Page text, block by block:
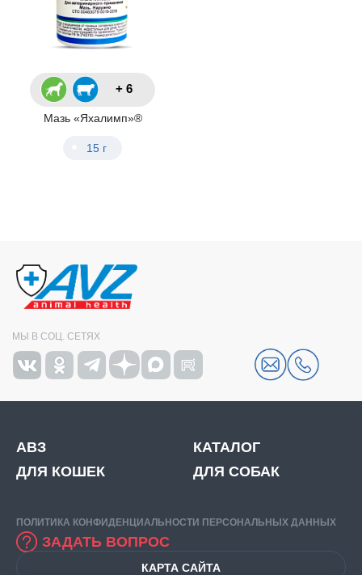
+ 6
Мазь «Яхалимп»®
15 г
МЫ В СОЦ. СЕТЯХ
АВЗ
КАТАЛОГ
ДЛЯ КОШЕК
ДЛЯ СОБАК
ПОЛИТИКА КОНФИДЕНЦИАЛЬНОСТИ ПЕРСОНАЛЬНЫХ ДАННЫХ
ЗАДАТЬ ВОПРОС
КАРТА САЙТА